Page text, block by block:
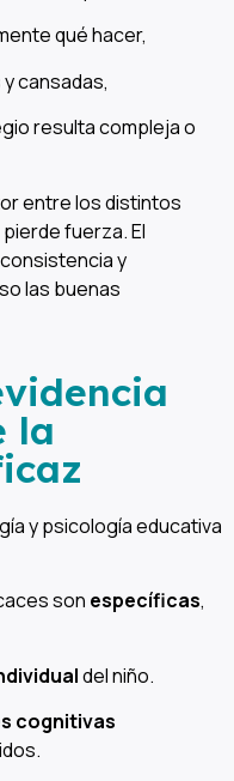
qué hacer,
cansadas,
resulta compleja o
entre los distintos
fuerza. El
y
las buenas
la
y psicología educativa
son específicas,
del niño.
cognitivas